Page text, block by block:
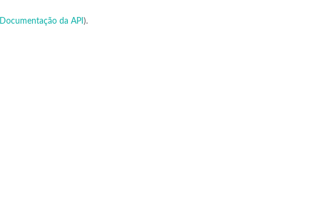
Documentação da API ).